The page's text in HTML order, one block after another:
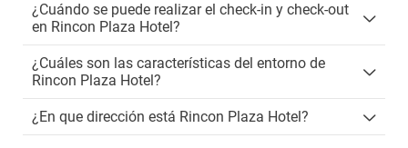
¿Cuándo se puede realizar el check-in y check-out
en Rincon Plaza Hotel?
¿Cuáles son las características del entorno de
Rincon Plaza Hotel?
¿En que dirección está Rincon Plaza Hotel?